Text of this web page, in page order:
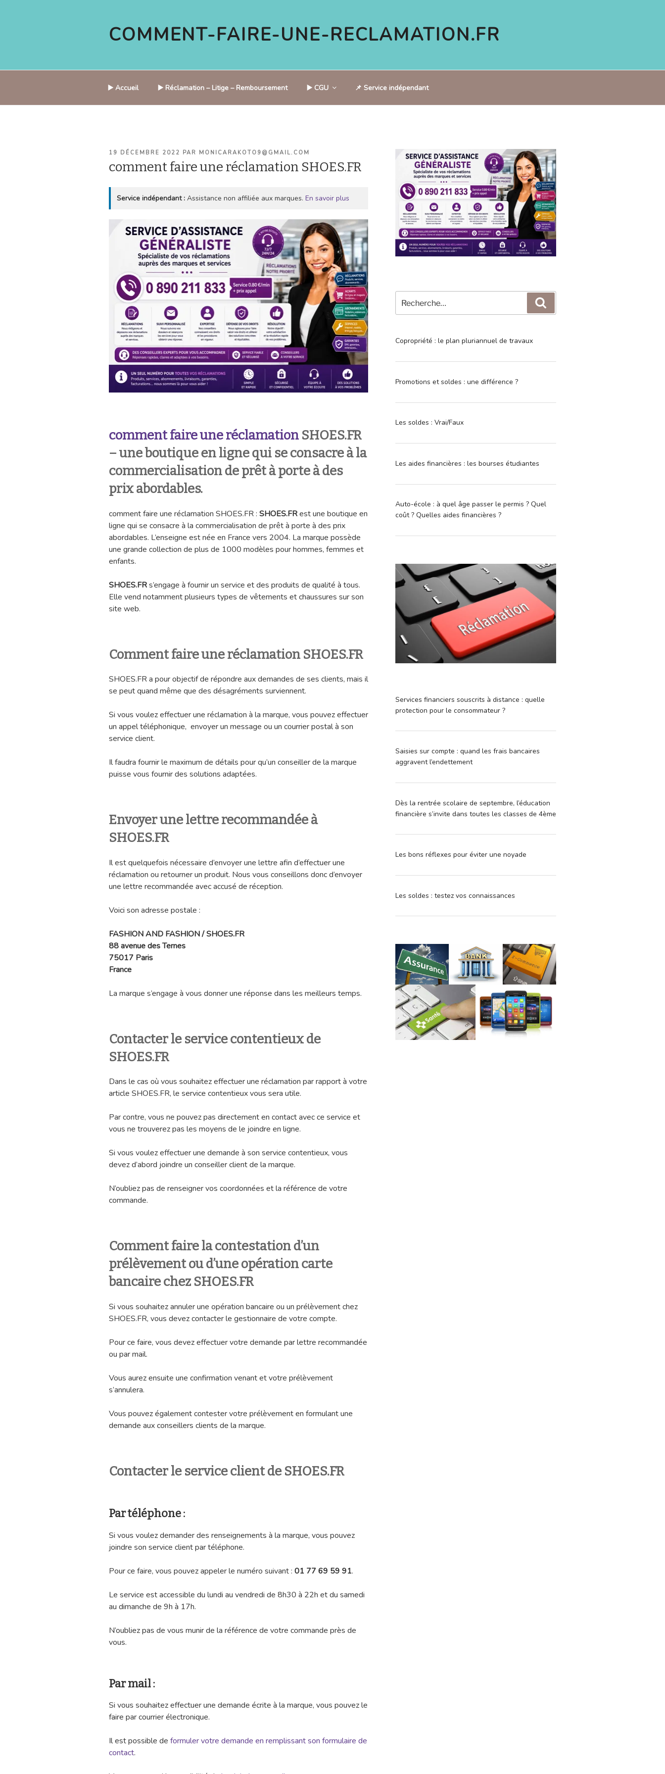
COMMENT-FAIRE-UNE-RECLAMATION.FR
▶️ Accueil ▶️ Réclamation – Litige – Remboursement ▶️ CGU 📌 Service indépendant
PUBLIÉ
19 DÉCEMBRE 2022 PAR MONICARAKOTO9@GMAIL.COM
comment faire une réclamation SHOES.FR
Service indépendant : Assistance non affiliée aux marques. En savoir plus
comment faire une réclamation SHOES.FR
– une boutique en ligne qui se consacre à la
commercialisation de prêt à porte à des
prix abordables.
comment faire une réclamation SHOES.FR : SHOES.FRest une boutique en
ligne qui se consacre à la commercialisation de prêt à porte à des prix
abordables. L’enseigne est née en France vers 2004. La marque possède
une grande collection de plus de 1000 modèles pour hommes, femmes et
enfants.
SHOES.FRs’engage à fournir un service et des produits de qualité à tous.
Elle vend notamment plusieurs types de vêtements et chaussures sur son
site web.
Comment faire une réclamation SHOES.FR
SHOES.FR a pour objectif de répondre aux demandes de ses clients, mais il
se peut quand même que des désagréments surviennent.
Si vous voulez effectuer une réclamation à la marque, vous pouvez effectuer
un appel téléphonique, envoyer un message ou un courrier postal à son
service client.
Il faudra fournir le maximum de détails pour qu’un conseiller de la marque
puisse vous fournir des solutions adaptées.
Envoyer une lettre recommandée à
SHOES.FR
Il est quelquefois nécessaire d’envoyer une lettre afin d’effectuer une
réclamation ou retourner un produit. Nous vous conseillons donc d’envoyer
une lettre recommandée avec accusé de réception.
Voici son adresse postale :
FASHION AND FASHION / SHOES.FR
88 avenue des Ternes
75017 Paris
France
La marque s’engage à vous donner une réponse dans les meilleurs temps.
Contacter le service contentieux de
SHOES.FR
Dans le cas où vous souhaitez effectuer une réclamation par rapport à votre
article SHOES.FR, le service contentieux vous sera utile.
Par contre, vous ne pouvez pas directement en contact avec ce service et
vous ne trouverez pas les moyens de le joindre en ligne.
Si vous voulez effectuer une demande à son service contentieux, vous
devez d’abord joindre un conseiller client de la marque.
N’oubliez pas de renseigner vos coordonnées et la référence de votre
commande.
Comment faire la contestation d’un
prélèvement ou d’une opération carte
bancaire chez SHOES.FR
Si vous souhaitez annuler une opération bancaire ou un prélèvement chez
SHOES.FR, vous devez contacter le gestionnaire de votre compte.
Pour ce faire, vous devez effectuer votre demande par lettre recommandée
ou par mail.
Vous aurez ensuite une confirmation venant et votre prélèvement
s’annulera.
Vous pouvez également contester votre prélèvement en formulant une
demande aux conseillers clients de la marque.
Contacter le service client de SHOES.FR
Par téléphone :
Si vous voulez demander des renseignements à la marque, vous pouvez
joindre son service client par téléphone.
Pour ce faire, vous pouvez appeler le numéro suivant : 01 77 69 59 91.
Le service est accessible du lundi au vendredi de 8h30 à 22h et du samedi
au dimanche de 9h à 17h.
N’oubliez pas de vous munir de la référence de votre commande près de
vous.
Par mail :
Si vous souhaitez effectuer une demande écrite à la marque, vous pouvez le
faire par courrier électronique.
Il est possible de formuler votre demande en remplissant son formulaire de
contact.
pour
:
Copropriété : le plan pluriannuel de travaux
Promotions et soldes : une différence ?
Les soldes : Vrai/Faux
Les aides financières : les bourses étudiantes
Auto-école : à quel âge passer le permis ? Quel
coût ? Quelles aides financières ?
Services financiers souscrits à distance : quelle
protection pour le consommateur ?
Saisies sur compte : quand les frais bancaires
aggravent l’endettement
Dès la rentrée scolaire de septembre, l’éducation
financière s’invite dans toutes les classes de 4ème
Les bons réflexes pour éviter une noyade
Les soldes : testez vos connaissances